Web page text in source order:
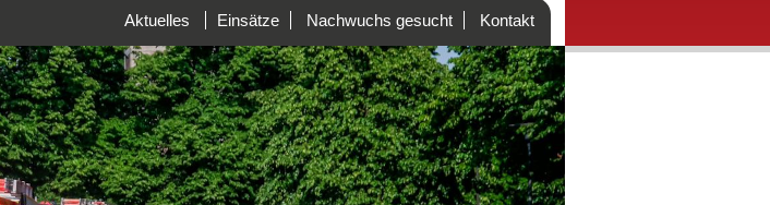
Aktuelles Einsätze Nachwuchs gesucht Kontakt